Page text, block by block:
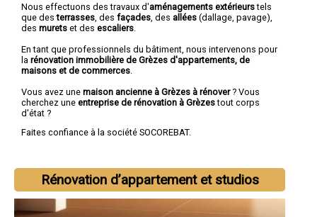
Nous effectuons des travaux d'aménagements extérieurstels
que desterrasses , des façades , des allées (dallage, pavage),
des murets et des escaliers
En tant que professionnels du bâtiment, nous intervenons pour
la rénovation immobilière de Grèzes d'appartements, de
maisons et de commerces
Vous avez une maison ancienne à Grèzes à rénover? Vous
cherchez une entreprise de rénovation à Grèzestout corps
d'état ?
Faites confiance à la société SOCOREBAT.
Rénovation d’appartement et studios